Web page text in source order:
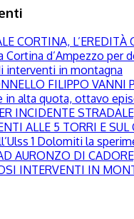
CORTINA,
Cortina d’Ampezzo per
interventi in montagna
FILIPPO VANNI
in alta quota, ottavo
INCIDENTE
ALLE 5 TORRI E SUL
1 Dolomiti la
AURONZO DI
INTERVENTI IN